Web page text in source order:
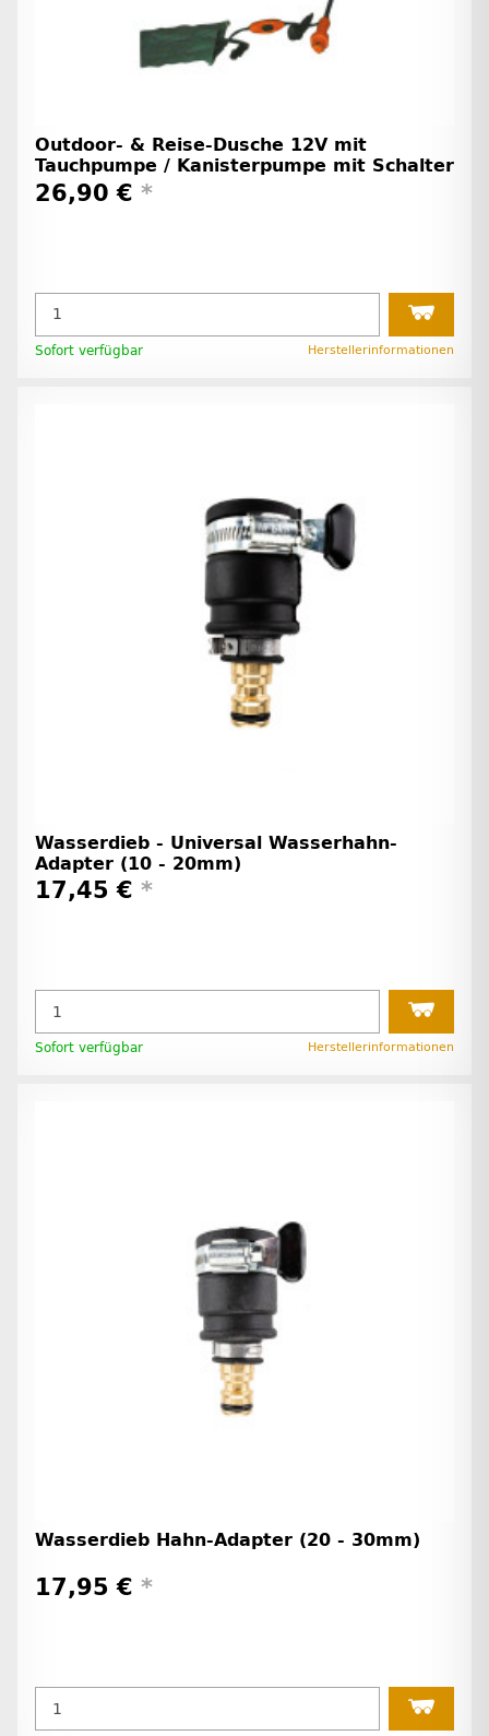
Outdoor- & Reise-Dusche 12V mit
Tauchpumpe / Kanisterpumpe mit Schalter
26,90 € *
Sofort verfügbar Herstellerinformationen
Wasserdieb - Universal Wasserhahn-
Adapter (10 - 20mm)
17,45 € *
Sofort verfügbar Herstellerinformationen
Wasserdieb Hahn-Adapter (20 - 30mm)
17,95 € *